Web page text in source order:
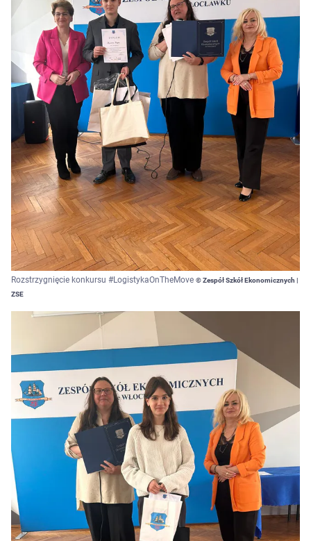
Rozstrzygnięcie konkursu #LogistykaOnTheMove © Zespół Szkół Ekonomicznych |
ZSE